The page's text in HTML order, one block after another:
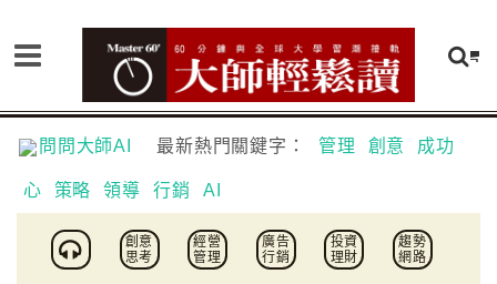
問問大師AI 最新熱門關鍵字： 管理 創意 成功
心 策略 領導 行銷 AI
創意
思考
經營
管理
廣告
行銷
投資
理財
趨勢
網路